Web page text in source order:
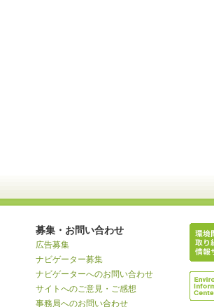
募集・お問い合わせ
広告募集
ナビゲーター募集
ナビゲーターへのお問い合わせ
サイトへのご意見・ご感想
事務局へのお問い合わせ